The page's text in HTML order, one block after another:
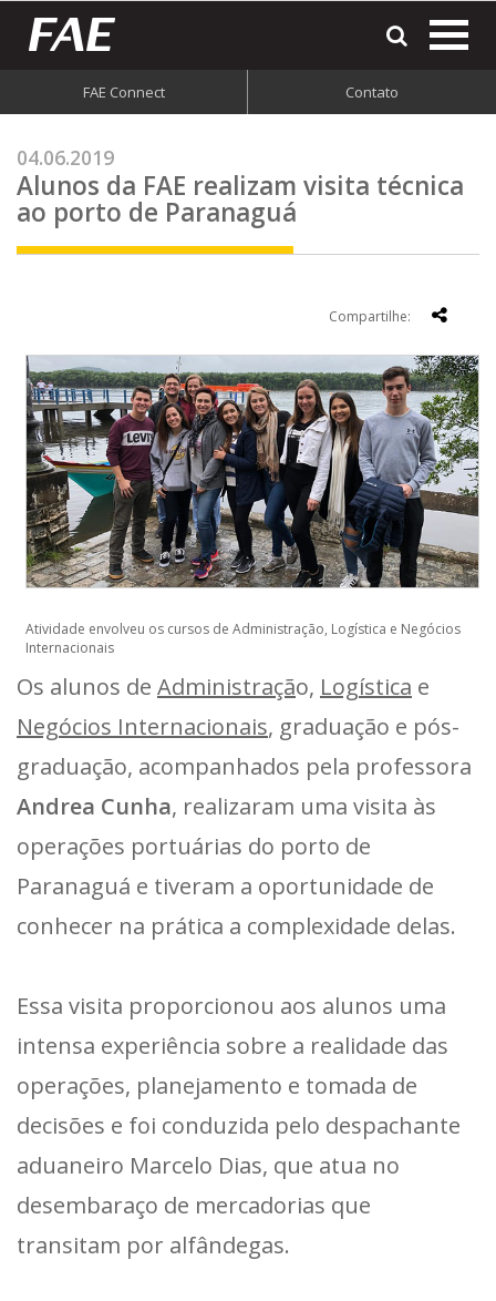
FAE Connect Contato
04.06.2019
Alunos da FAE realizam visita técnica
ao porto de Paranaguá
Compartilhe:
Atividade envolveu os cursos de Administração, Logística e Negócios
Internacionais
Os alunos de Administração, Logística e
Negócios Internacionais, graduação e pós-
graduação, acompanhados pela professora
Andrea Cunha, realizaram uma visita às
operações portuárias do porto de
Paranaguá e tiveram a oportunidade de
conhecer na prática a complexidade delas.
Essa visita proporcionou aos alunos uma
intensa experiência sobre a realidade das
operações, planejamento e tomada de
decisões e foi conduzida pelo despachante
aduaneiro Marcelo Dias, que atua no
desembaraço de mercadorias que
transitam por alfândegas.